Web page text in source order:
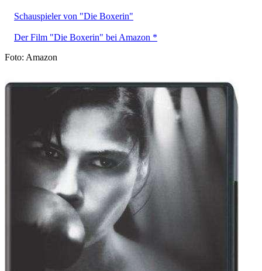
Schauspieler von "Die Boxerin"
Der Film "Die Boxerin" bei Amazon *
Foto: Amazon